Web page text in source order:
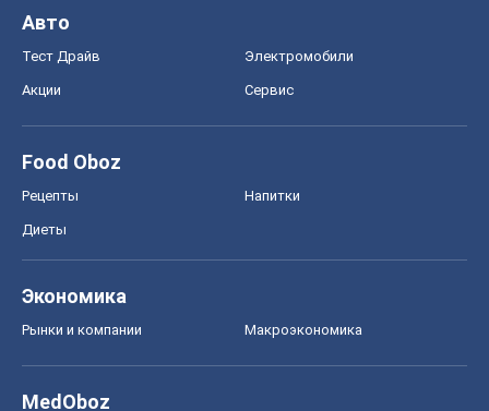
Авто
Тест Драйв Электромобили
Акции Сервис
Food Oboz
Рецепты Напитки
Диеты
Экономика
Рынки и компании Mакроэкономика
MedOboz